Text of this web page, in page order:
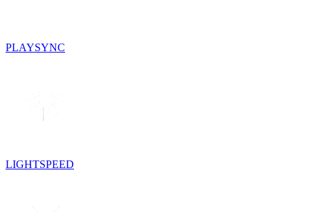
PLAYSYNC
LIGHTSPEED